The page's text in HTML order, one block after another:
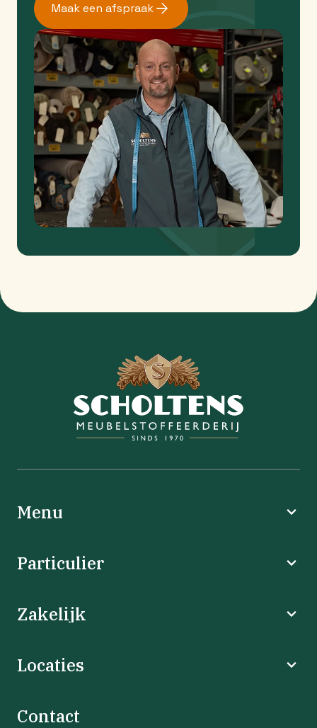
Maak een afspraak
Menu
Particulier
Zakelijk
Locaties
Contact